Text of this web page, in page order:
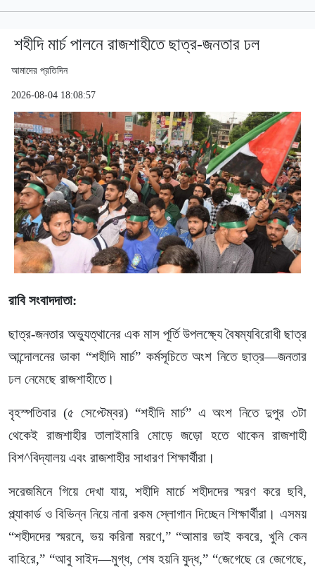
শহীদি মার্চ পালনে রাজশাহীতে ছাত্র-জনতার ঢল
আমাদের প্রতিদিন
2026-08-04 18:08:57
রাবি সংবাদদাতা:
ছাত্র-জনতার অভ্যুত্থানের এক মাস পূর্তি উপলক্ষ্যে বৈষম্যবিরোধী ছাত্র
আন্দোলনের ডাকা “শহীদি মার্চ” কর্মসূচিতে অংশ নিতে ছাত্র—জনতার
ঢল নেমেছে রাজশাহীতে।
বৃহস্পতিবার (৫ সেপ্টেম্বর) “শহীদি মার্চ” এ অংশ নিতে দুপুর ৩টা
থেকেই রাজশাহীর তালাইমারি মোড়ে জড়ো হতে থাকেন রাজশাহী
বিশ^বিদ্যালয় এবং রাজশাহীর সাধারণ শিক্ষার্থীরা।
সরেজমিনে গিয়ে দেখা যায়, শহীদি মার্চে শহীদদের স্মরণ করে ছবি,
প্ল্যাকার্ড ও বিভিন্ন নিয়ে নানা রকম স্লোগান দিচ্ছেন শিক্ষার্থীরা। এসময়
“শহীদদের স্মরনে, ভয় করিনা মরণে,” “আমার ভাই কবরে, খুনি কেন
বাহিরে,” “আবু সাইদ—মুগ্ধ, শেষ হয়নি যুদ্ধ,” “জেগেছে রে জেগেছে,